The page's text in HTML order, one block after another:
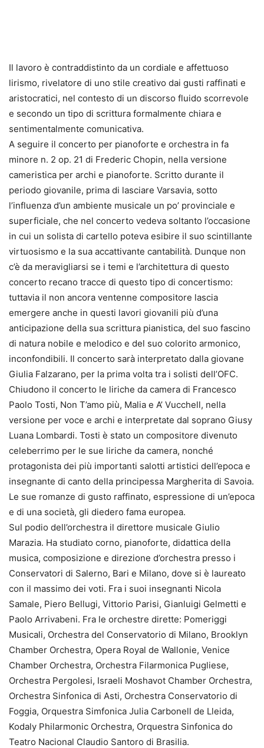
Il lavoro è contraddistinto da un cordiale e affettuoso
lirismo, rivelatore di uno stile creativo dai gusti raffinati e
aristocratici, nel contesto di un discorso fluido scorrevole
e secondo un tipo di scrittura formalmente chiara e
sentimentalmente comunicativa.
A seguire il concerto per pianoforte e orchestra in fa
minore n. 2 op. 21 di Frederic Chopin, nella versione
cameristica per archi e pianoforte. Scritto durante il
periodo giovanile, prima di lasciare Varsavia, sotto
l’influenza d’un ambiente musicale un po’ provinciale e
superficiale, che nel concerto vedeva soltanto l’occasione
in cui un solista di cartello poteva esibire il suo scintillante
virtuosismo e la sua accattivante cantabilità. Dunque non
c’è da meravigliarsi se i temi e l’architettura di questo
concerto recano tracce di questo tipo di concertismo:
tuttavia il non ancora ventenne compositore lascia
emergere anche in questi lavori giovanili più d’una
anticipazione della sua scrittura pianistica, del suo fascino
di natura nobile e melodico e del suo colorito armonico,
inconfondibili. Il concerto sarà interpretato dalla giovane
Giulia Falzarano, per la prima volta tra i solisti dell’OFC.
Chiudono il concerto le liriche da camera di Francesco
Paolo Tosti, Non T’amo più, Malia e A’ Vucchell, nella
versione per voce e archi e interpretate dal soprano Giusy
Luana Lombardi. Tosti è stato un compositore divenuto
celeberrimo per le sue liriche da camera, nonché
protagonista dei più importanti salotti artistici dell’epoca e
insegnante di canto della principessa Margherita di Savoia.
Le sue romanze di gusto raffinato, espressione di un’epoca
e di una società, gli diedero fama europea.
Sul podio dell’orchestra il direttore musicale Giulio
Marazia. Ha studiato corno, pianoforte, didattica della
musica, composizione e direzione d’orchestra presso i
Conservatori di Salerno, Bari e Milano, dove si è laureato
con il massimo dei voti. Fra i suoi insegnanti Nicola
Samale, Piero Bellugi, Vittorio Parisi, Gianluigi Gelmetti e
Paolo Arrivabeni. Fra le orchestre dirette: Pomeriggi
Musicali, Orchestra del Conservatorio di Milano, Brooklyn
Chamber Orchestra, Opera Royal de Wallonie, Venice
Chamber Orchestra, Orchestra Filarmonica Pugliese,
Orchestra Pergolesi, Israeli Moshavot Chamber Orchestra,
Orchestra Sinfonica di Asti, Orchestra Conservatorio di
Foggia, Orquestra Simfonica Julia Carbonell de Lleida,
Kodaly Philarmonic Orchestra, Orquestra Sinfonica do
Teatro Nacional Claudio Santoro di Brasilia.